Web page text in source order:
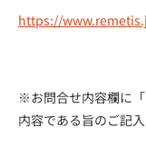
https://
※お問合せ内容欄に
内容である旨のご記